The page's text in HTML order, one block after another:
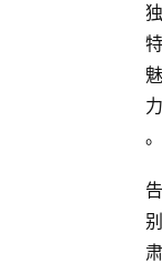
独
特
魅
力
。
告
别
肃